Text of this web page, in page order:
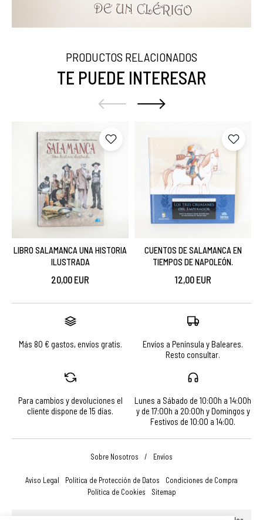
PRODUCTOS RELACIONADOS
TE PUEDE INTERESAR
LIBRO SALAMANCA UNA HISTORIA
ILUSTRADA
20,00 EUR
CUENTOS DE SALAMANCA EN
TIEMPOS DE NAPOLEÓN.
12,00 EUR
Más 80 € gastos, envíos gratis.
Envíos a Península y Baleares.
Resto consultar.
Para cambios y devoluciones el
cliente dispone de 15 días.
Lunes a Sábado de 10:00h a 14:00h
y de 17:00h a 20:00h y Domingos y
Festivos de 10:00 a 14:00.
Sobre Nosotros / Envíos
Aviso Legal Política de Protección de Datos
Condiciones de Compra
Política de Cookies
Sitemap